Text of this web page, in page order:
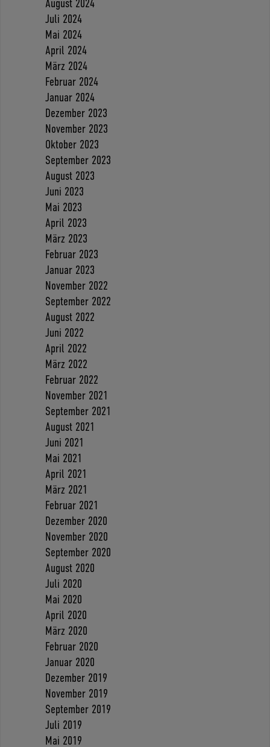
August 2024
Juli 2024
Mai 2024
April 2024
März 2024
Februar 2024
Januar 2024
Dezember 2023
November 2023
Oktober 2023
September 2023
August 2023
Juni 2023
Mai 2023
April 2023
März 2023
Februar 2023
Januar 2023
November 2022
September 2022
August 2022
Juni 2022
April 2022
März 2022
Februar 2022
November 2021
September 2021
August 2021
Juni 2021
Mai 2021
April 2021
März 2021
Februar 2021
Dezember 2020
November 2020
September 2020
August 2020
Juli 2020
Mai 2020
April 2020
März 2020
Februar 2020
Januar 2020
Dezember 2019
November 2019
September 2019
Juli 2019
Mai 2019